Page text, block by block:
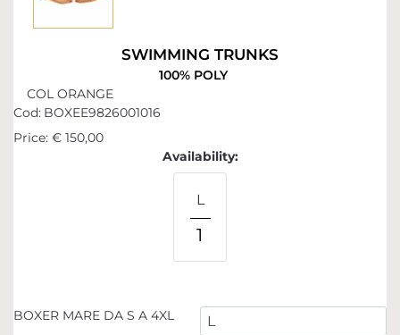
SWIMMING TRUNKS
100% POLY
COL ORANGE
Cod: BOXEE9826001016
Price: € 150,00
Availability:
L
1
BOXER MARE DA S A 4XL